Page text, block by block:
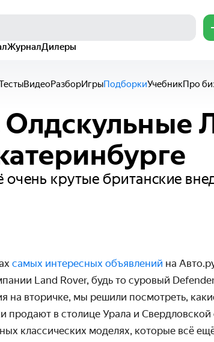
ЖурналДилеры
ВидеоРазборИгрыПодборкиУчебникПро
крутые британские
самых интересных объявлений на
Land Rover, будь то суровый
на вторичке, мы решили посмотреть,
продают в столице Урала и
классических моделях, которые всё